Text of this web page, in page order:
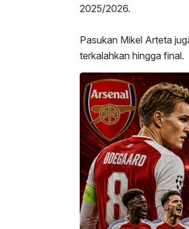
2025/2026.
Pasukan Mikel Arteta
terkalahkan hingga final.